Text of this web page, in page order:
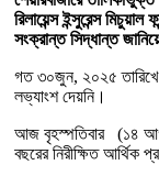
রিলায়েন্স ইন্সুরেন্স
সংক্রান্ত সিদ্ধান্ত
গত ৩০জুন, ২০২৫ তারিখে
লভ্যাংশ দেয়নি।
আজ বৃহস্পতিবার (১৪
বছরের নিরীক্ষিত আর্থিক